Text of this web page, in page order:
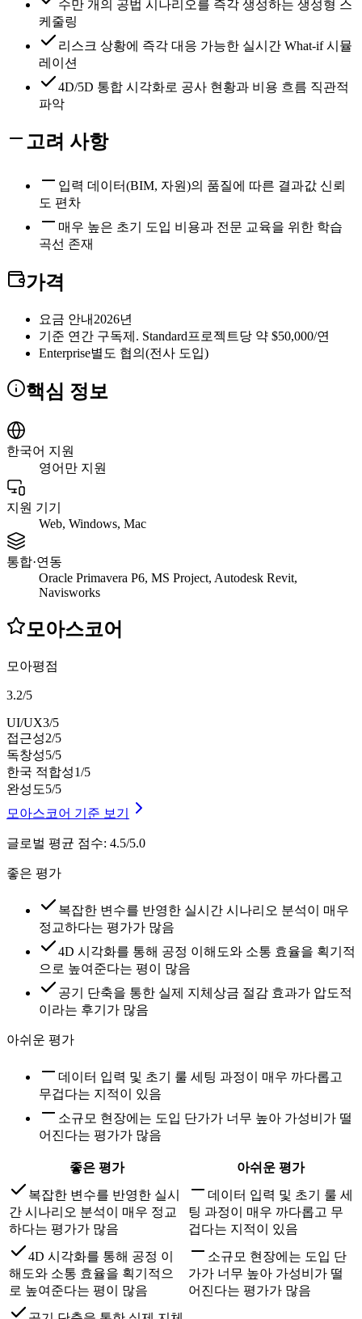
수만 개의 공법 시나리오를 즉각 생성하는 생성형 스
케줄링
리스크 상황에 즉각 대응 가능한 실시간 What-if 시뮬
레이션
4D/5D 통합 시각화로 공사 현황과 비용 흐름 직관적
파악
고려 사항
입력 데이터(BIM, 자원)의 품질에 따른 결과값 신뢰
도 편차
매우 높은 초기 도입 비용과 전문 교육을 위한 학습
곡선 존재
가격
요금 안내 2026년
기준 연간 구독제. Standard프로젝트당 약 $50,000/연
Enterprise별도 협의(전사 도입)
핵심 정보
한국어 지원
영어만 지원
지원 기기
Web, Windows, Mac
통합·연동
Oracle Primavera P6, MS Project, Autodesk Revit,
Navisworks
모아스코어
모아평점
3.2/5
UI/UX3/5
접근성2/5
독창성5/5
한국 적합성1/5
완성도5/5
모아스코어 기준 보기
글로벌 평균 점수: 4.5/5.0
좋은 평가
복잡한 변수를 반영한 실시간 시나리오 분석이 매우
정교하다는 평가가 많음
4D 시각화를 통해 공정 이해도와 소통 효율을 획기적
으로 높여준다는 평이 많음
공기 단축을 통한 실제 지체상금 절감 효과가 압도적
이라는 후기가 많음
아쉬운 평가
데이터 입력 및 초기 룰 세팅 과정이 매우 까다롭고
무겁다는 지적이 있음
소규모 현장에는 도입 단가가 너무 높아 가성비가 떨
어진다는 평가가 많음
좋은 평가
아쉬운 평가
복잡한 변수를 반영한 실시
간 시나리오 분석이 매우 정교
하다는 평가가 많음
데이터 입력 및 초기 룰 세
팅 과정이 매우 까다롭고 무
겁다는 지적이 있음
4D 시각화를 통해 공정 이
해도와 소통 효율을 획기적으
로 높여준다는 평이 많음
소규모 현장에는 도입 단
가가 너무 높아 가성비가 떨
어진다는 평가가 많음